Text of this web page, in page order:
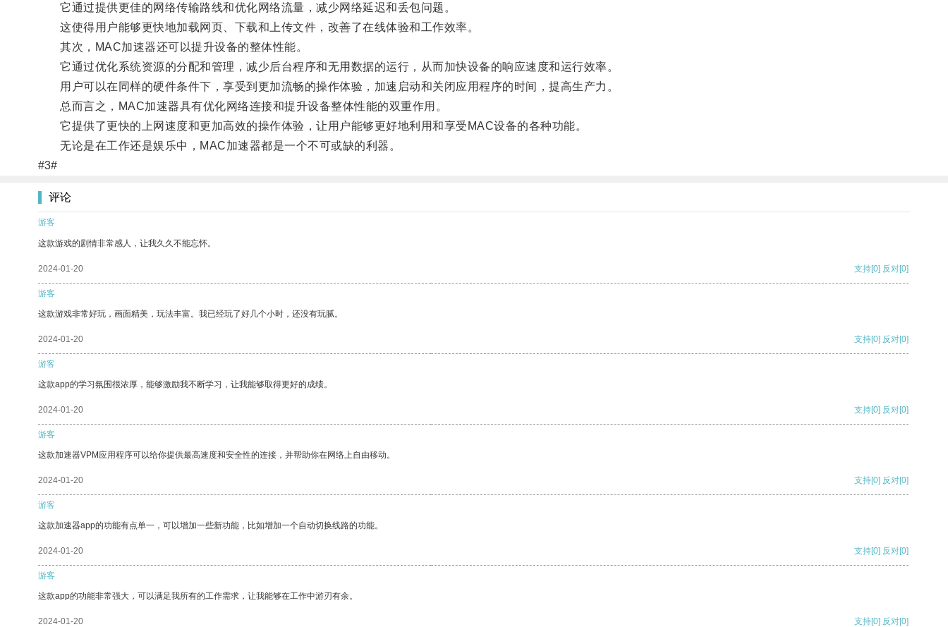
它通过提供更佳的网络传输路线和优化网络流量，减少网络延迟和丢包问题。
这使得用户能够更快地加载网页、下载和上传文件，改善了在线体验和工作效率。
其次，MAC加速器还可以提升设备的整体性能。
它通过优化系统资源的分配和管理，减少后台程序和无用数据的运行，从而加快设备的响应速度和运行效率。
用户可以在同样的硬件条件下，享受到更加流畅的操作体验，加速启动和关闭应用程序的时间，提高生产力。
总而言之，MAC加速器具有优化网络连接和提升设备整体性能的双重作用。
它提供了更快的上网速度和更加高效的操作体验，让用户能够更好地利用和享受MAC设备的各种功能。
无论是在工作还是娱乐中，MAC加速器都是一个不可或缺的利器。
#3#
评论
游客
这款游戏的剧情非常感人，让我久久不能忘怀。
2024-01-20 支持[0] 反对[0]
游客
这款游戏非常好玩，画面精美，玩法丰富。我已经玩了好几个小时，还没有玩腻。
2024-01-20 支持[0] 反对[0]
游客
这款app的学习氛围很浓厚，能够激励我不断学习，让我能够取得更好的成绩。
2024-01-20 支持[0] 反对[0]
游客
这款加速器VPM应用程序可以给你提供最高速度和安全性的连接，并帮助你在网络上自由移动。
2024-01-20 支持[0] 反对[0]
游客
这款加速器app的功能有点单一，可以增加一些新功能，比如增加一个自动切换线路的功能。
2024-01-20 支持[0] 反对[0]
游客
这款app的功能非常强大，可以满足我所有的工作需求，让我能够在工作中游刃有余。
2024-01-20 支持[0] 反对[0]